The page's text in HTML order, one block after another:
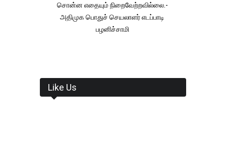
சொன்ன எதையும் நிறைவேற்றவில்லை.-
அதிமுக பொதுச் செயலாளர் எடப்பாடி
பழனிச்சாமி
Like Us